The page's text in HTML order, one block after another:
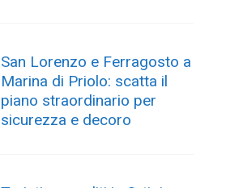
San Lorenzo e Ferragosto a
Marina di Priolo: scatta il
piano straordinario per
sicurezza e decoro